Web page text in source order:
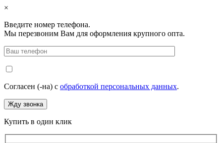
×
Введите номер телефона.
Мы перезвоним Вам для оформления крупного опта.
Согласен (-на) с обработкой персональных данных.
Купить в один клик